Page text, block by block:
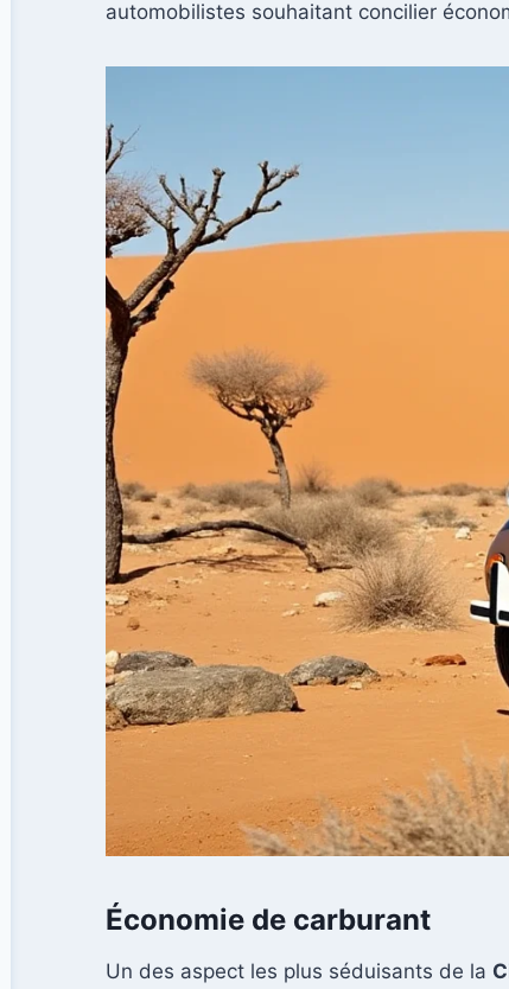
automobilistes souhaitant concilier
Économie de carburant
Un des aspect les plus séduisants de la